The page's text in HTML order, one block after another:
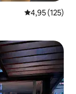
Средна
4,95 (125)